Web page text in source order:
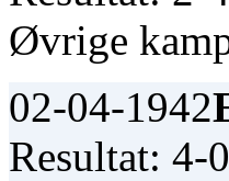
Øvrige
02-04-1942
Resultat: 4-0